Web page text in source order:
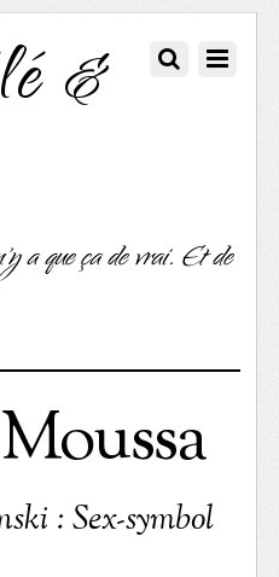
&
a que ça de vrai. Et de
: Sex-symbol